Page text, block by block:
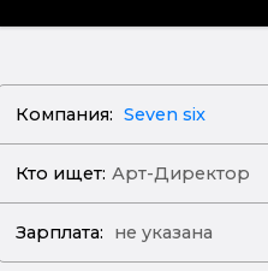
Компания: Seven six
Кто ищет: Арт-Директор
Зарплата: не указана